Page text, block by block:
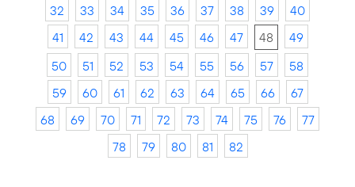
32
33 34 35 36 37 38 39
40
41
42 43 44 45 46 47 48
49
50
51 52 53 54 55 56 57
58
59
60 61 62 63 64 65 66
67
68
69 70 71 72 73 74 75 76
77
78
79 80 81 82